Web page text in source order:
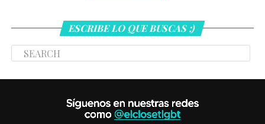
ESCRIBE LO QUE BUSCAS ;)